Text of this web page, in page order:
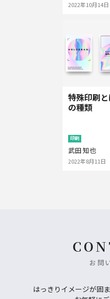
2022年10月14日
特殊印刷
の種類
印刷
武田 知也
2022年8月11日
お問
はっきりイメージが固